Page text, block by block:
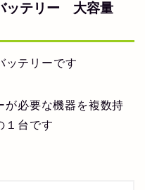
ッテリー 大容量
ッテリーです
が必要な機器を複数持
１台です